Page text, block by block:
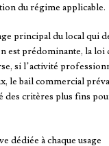
du régime applicable.
principal du local qui
est prédominante, la loi
si l’activité
le bail commercial
des critères plus fins
dédiée à chaque usage